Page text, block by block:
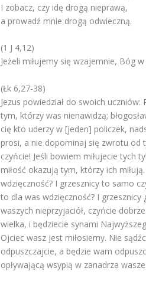
I zobacz, czy idę drogą nieprawą,
a prowadź mnie drogą odwieczną.
(1 J 4,12)
Jeżeli miłujemy się wzajemnie, Bóg
(Łk 6,27-38)
Jezus powiedział do swoich
tym, którzy was nienawidzą;
cię kto uderzy w [jeden] policzek,
prosi, a nie dopominaj się zwrotu od
czyńcie! Jeśli bowiem miłujecie tych
miłość okazują tym, którzy ich
wdzięczność? I grzesznicy to samo
to dla was wdzięczność? I
waszych nieprzyjaciół, czyńcie
wielka, i będziecie synami
Ojciec wasz jest miłosierny. Nie
odpuszczajcie, a będzie wam
opływającą wsypią w zanadrza